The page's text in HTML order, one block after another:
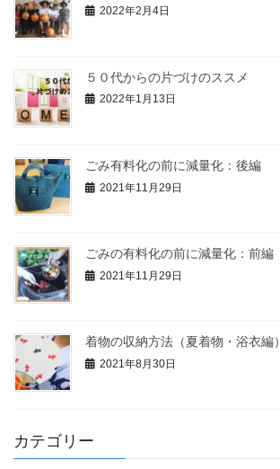
2022年2月4日
５０代からの片づけのススメ
2022年1月13日
ごみ有料化の前に減量化：後編
2021年11月29日
ごみの有料化の前に減量化：前編
2021年11月29日
着物の収納方法（夏着物・浴衣編）
2021年8月30日
カテゴリー